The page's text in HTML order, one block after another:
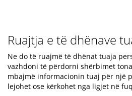
Ruajtja e të dhënave
Ne do të ruajmë të dhënat tuaja
vazhdoni të përdorni shërbimet
mbajmë informacionin tuaj për një
lejohet ose kërkohet nga ligjet në